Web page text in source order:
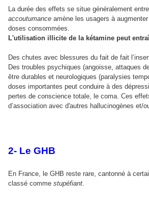
La durée des effets se situe généralement
accoutumance amène les usagers à
doses consommées.
L'utilisation illicite de la kétamine peut
Des chutes avec blessures du fait de fait
Des troubles psychiques (angoisse, attaques
être durables et neurologiques (paralysies
doses importantes peut conduire à des
pertes de conscience totale, le coma. Ces
d’association avec d'autres hallucinogènes et/
2- Le GHB
En France, le GHB reste rare, cantonné à
classé comme stupéfiant.